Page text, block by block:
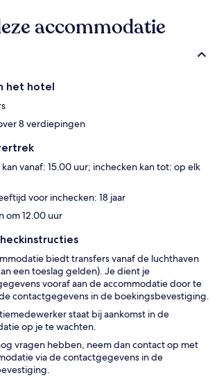
accommodatie
het hotel
8 verdiepingen
vanaf: 15.00 uur; inchecken kan tot: op elk
voor inchecken: 18 jaar
om 12.00 uur
biedt transfers vanaf de luchthaven
een toeslag gelden). Je dient je
vooraf aan de accommodatie door te
contactgegevens in de boekingsbevestiging.
staat bij aankomst in de
op je te wachten.
vragen hebben, neem dan contact op met
via de contactgegevens in de